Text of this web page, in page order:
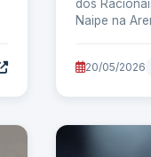
dos
Naipe na
20/05/2026